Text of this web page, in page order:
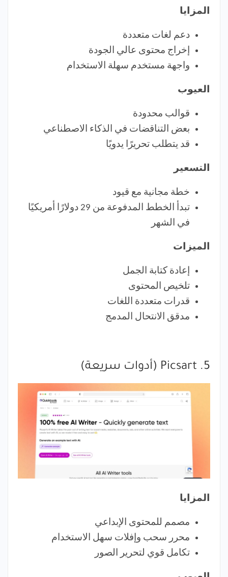
المزايا
دعم لغات متعددة
إخراج محتوى عالي الجودة
واجهة مستخدم سهلة الاستخدام
العيوب
قوالب محدودة
بعض التناقضات في الذكاء الاصطناعي
قد يتطلب تحريرًا يدويًا
التسعير
خطة مجانية مع قيود
تبدأ الخطط المدفوعة من 29 دولارًا أمريكيًا
في الشهر
الميزات
إعادة كتابة الجمل
تلخيص المحتوى
قدرات متعددة اللغات
مدقق الانتحال المدمج
5. Picsart (أدوات سريعة)
المزايا
مصمم للمحتوى الإبداعي
محرر سحب وإفلات سهل الاستخدام
تكامل قوي لتحرير الصور